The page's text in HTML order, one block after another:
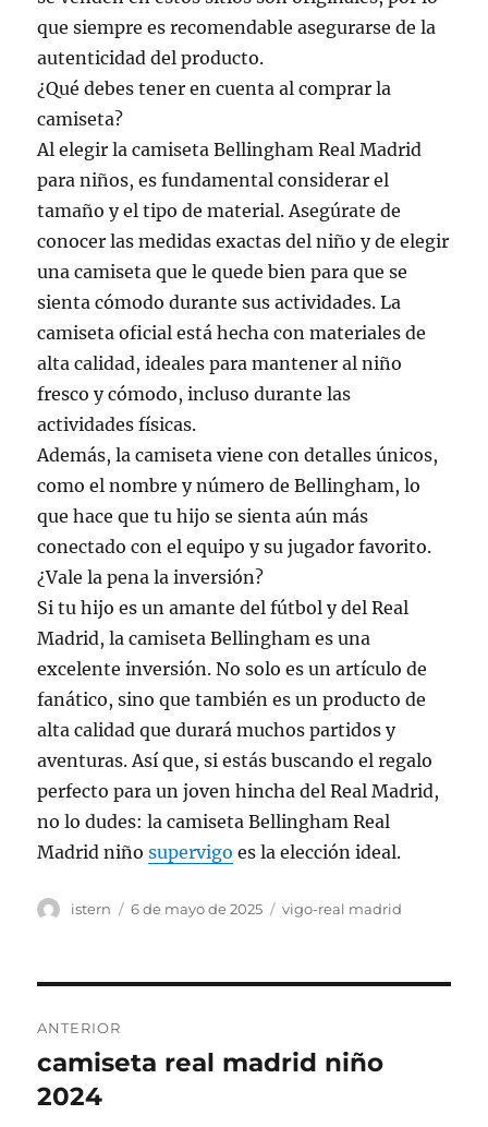
que siempre es recomendable asegurarse de la
autenticidad del producto.
¿Qué debes tener en cuenta al comprar la
camiseta?
Al elegir la camiseta Bellingham Real Madrid
para niños, es fundamental considerar el
tamaño y el tipo de material. Asegúrate de
conocer las medidas exactas del niño y de elegir
una camiseta que le quede bien para que se
sienta cómodo durante sus actividades. La
camiseta oficial está hecha con materiales de
alta calidad, ideales para mantener al niño
fresco y cómodo, incluso durante las
actividades físicas.
Además, la camiseta viene con detalles únicos,
como el nombre y número de Bellingham, lo
que hace que tu hijo se sienta aún más
conectado con el equipo y su jugador favorito.
¿Vale la pena la inversión?
Si tu hijo es un amante del fútbol y del Real
Madrid, la camiseta Bellingham es una
excelente inversión. No solo es un artículo de
fanático, sino que también es un producto de
alta calidad que durará muchos partidos y
aventuras. Así que, si estás buscando el regalo
perfecto para un joven hincha del Real Madrid,
no lo dudes: la camiseta Bellingham Real
Madrid niñosupervigo es la elección ideal.
Autor
istern
Publicado
6 de mayo de 2025 Categorías
vigo-real madrid
de
entradas
ANTERIOR
Entrada
anterior:
camiseta real madrid niño
2024